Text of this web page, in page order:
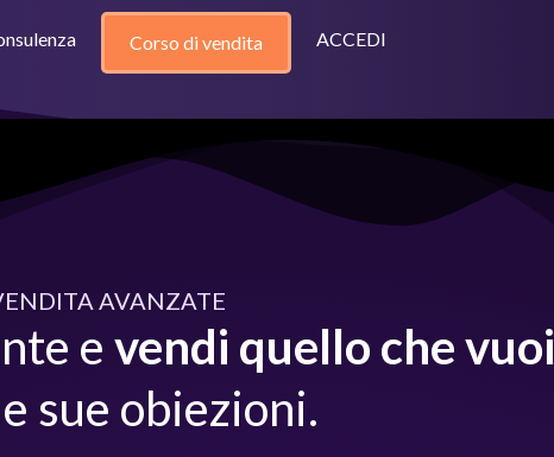
Corso di vendita ACCEDI
AVANZATE
e vendi quello che vuoi
sue obiezioni.